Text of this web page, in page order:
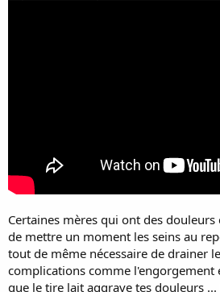
Certaines mères qui ont des
de mettre un moment les seins au
tout de même nécessaire de drainer
complications comme l'engorgement
que le tire lait aggrave tes douleurs ...